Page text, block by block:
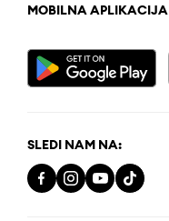
MOBILNA APLIKACIJA
SLEDI NAM NA: